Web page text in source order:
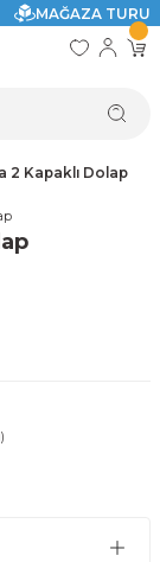
MAĞAZA TURU
2 Kapaklı Dolap